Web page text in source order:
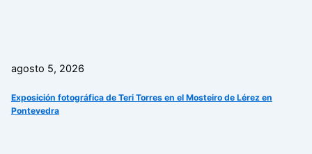
agosto 5, 2026
Exposición fotográfica de Teri Torres en el Mosteiro de Lérez en
Pontevedra